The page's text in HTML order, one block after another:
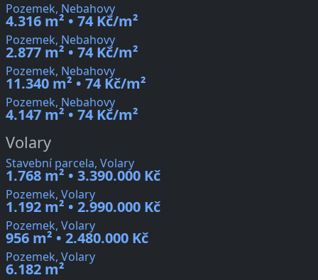
Pozemek, Nebahovy
4.316 m² • 74 Kč/m²
Pozemek, Nebahovy
2.877 m² • 74 Kč/m²
Pozemek, Nebahovy
11.340 m² • 74 Kč/m²
Pozemek, Nebahovy
4.147 m² • 74 Kč/m²
Volary
Stavební parcela, Volary
1.768 m² • 3.390.000 Kč
Pozemek, Volary
1.192 m² • 2.990.000 Kč
Pozemek, Volary
956 m² • 2.480.000 Kč
Pozemek, Volary
6.182 m²